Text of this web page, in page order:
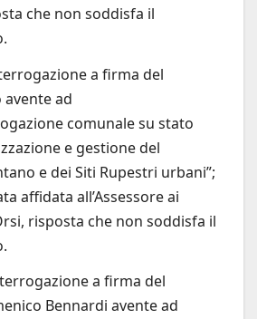
che non soddisfa il
a firma del
ad
comunale su stato
e gestione del
e dei Siti Rupestri urbani”;
affidata all’Assessore ai
risposta che non soddisfa il
a firma del
Bennardi avente ad